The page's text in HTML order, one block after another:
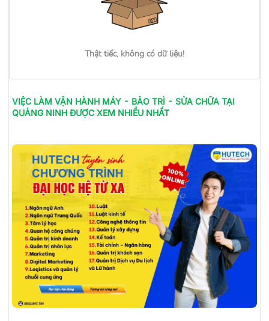
Thật tiếc, không có dữ liệu!
VIỆC LÀM VẬN HÀNH MÁY - BẢO TRÌ - SỬA CHỮA TẠI
QUẢNG NINH ĐƯỢC XEM NHIỀU NHẤT